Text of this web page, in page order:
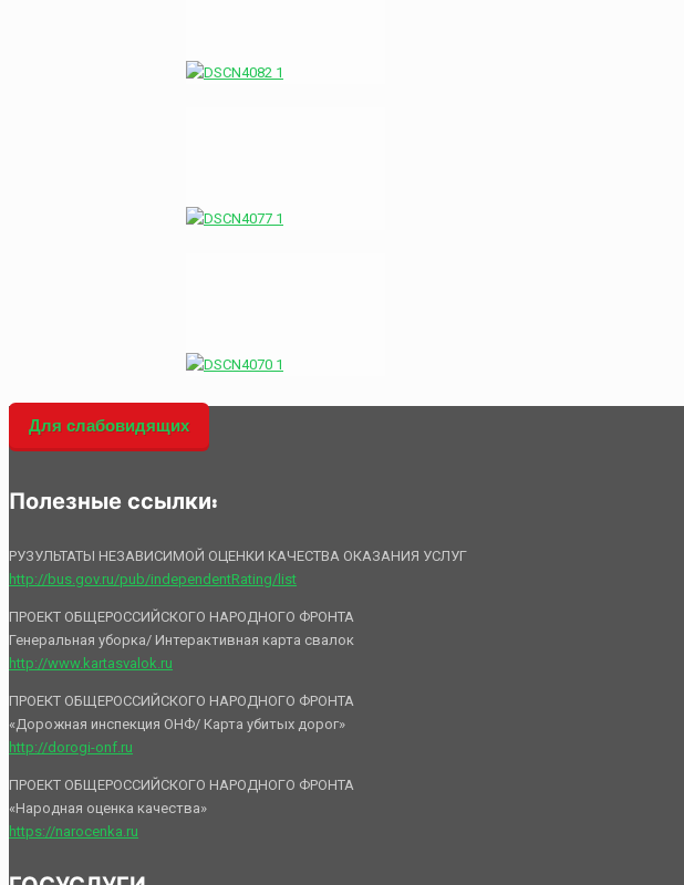
Для слабовидящих
Полезные ссылки:
РУЗУЛЬТАТЫ НЕЗАВИСИМОЙ ОЦЕНКИ КАЧЕСТВА ОКАЗАНИЯ УСЛУГ
http://bus.gov.ru/pub/independentRating/list
ПРОЕКТ ОБЩЕРОССИЙСКОГО НАРОДНОГО ФРОНТА
Генеральная уборка/ Интерактивная карта свалок
http://www.kartasvalok.ru
ПРОЕКТ ОБЩЕРОССИЙСКОГО НАРОДНОГО ФРОНТА
«Дорожная инспекция ОНФ/ Карта убитых дорог»
http://dorogi-onf.ru
ПРОЕКТ ОБЩЕРОССИЙСКОГО НАРОДНОГО ФРОНТА
«Народная оценка качества»
https://narocenka.ru